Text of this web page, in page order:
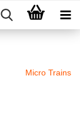
Micro Trains